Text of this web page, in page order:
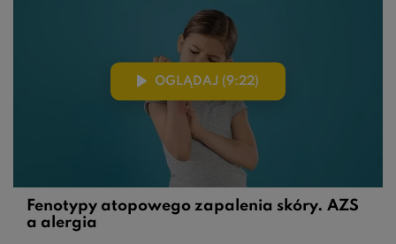
OGLĄDAJ (9:22)
Fenotypy atopowego zapalenia skóry. AZS
a alergia